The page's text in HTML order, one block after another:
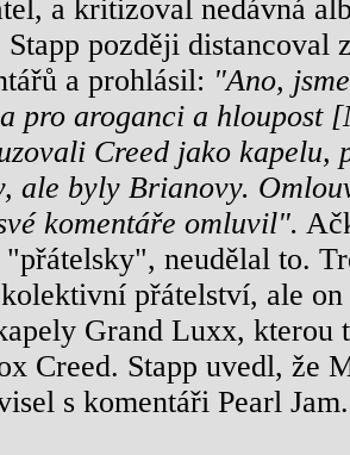
a kritizoval nedávná
později distancoval
a prohlásil: "Ano,
pro aroganci a hloupost
Creed jako kapelu,
ale byly Brianovy.
komentáře omluvil".
"přátelsky", neudělal to.
přátelství, ale
Grand Luxx,
Creed. Stapp uvedl, že
s komentáři Pearl Jam.